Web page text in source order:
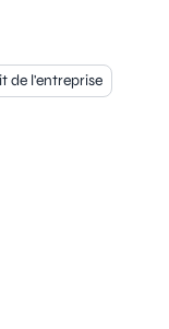
de l'entreprise